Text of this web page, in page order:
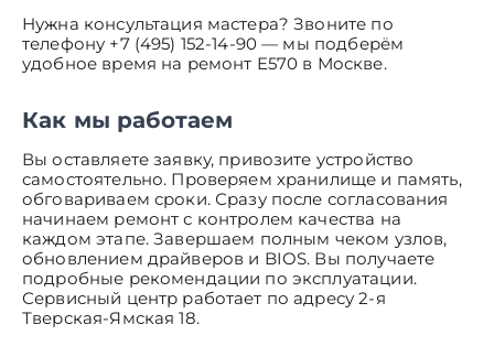
Нужна консультация мастера? Звоните по
телефону +7 (495) 152-14-90 — мы подберём
удобное время на ремонт E570 в Москве.
Как мы работаем
Вы оставляете заявку, привозите устройство
самостоятельно. Проверяем хранилище и память,
обговариваем сроки. Сразу после согласования
начинаем ремонт с контролем качества на
каждом этапе. Завершаем полным чеком узлов,
обновлением драйверов и BIOS. Вы получаете
подробные рекомендации по эксплуатации.
Сервисный центр работает по адресу 2-я
Тверская-Ямская 18.